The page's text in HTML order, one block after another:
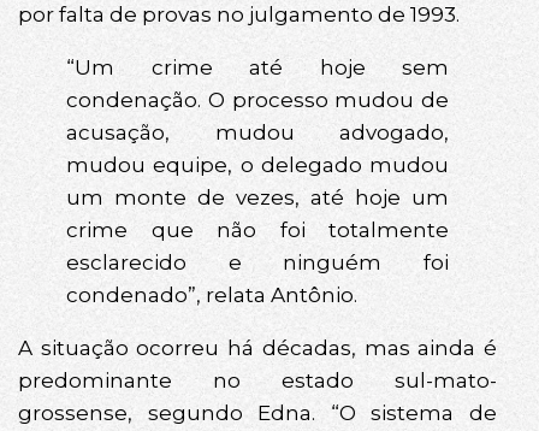
por falta de provas no julgamento de 1993.
“Um crime até hoje sem
condenação. O processo mudou de
acusação, mudou advogado,
mudou equipe, o delegado mudou
um monte de vezes, até hoje um
crime que não foi totalmente
esclarecido e ninguém foi
condenado”, relata Antônio.
A situação ocorreu há décadas, mas ainda é
predominante no estado sul-mato-
grossense, segundo Edna. “O sistema de